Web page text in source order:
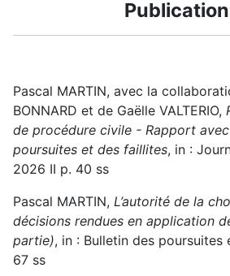
Pascal MARTIN, avec la
BONNARD et de Gaëlle VALTERIO,
de procédure civile - Rapport
poursuites et des faillites, in :
2026 II p. 40 ss
Pascal MARTIN, L’autorité de la
décisions rendues en application
partie), in : Bulletin des
67 ss